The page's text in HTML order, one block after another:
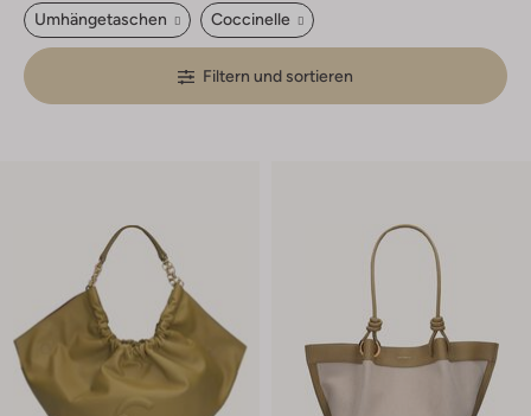
Umhängetaschen Coccinelle
Filtern und sortieren